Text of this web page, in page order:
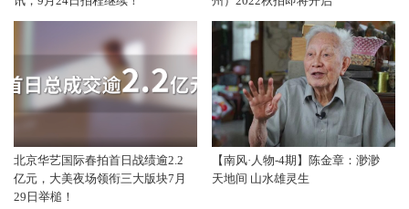
北京华艺国际春拍首日战绩逾2.2
亿元，大美夜场领衔三大版块7月
29日举槌！
【南风·人物-4期】陈金章：渺渺
天地间 山水雄灵生